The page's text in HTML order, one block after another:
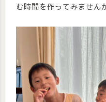
む時間を作ってみません